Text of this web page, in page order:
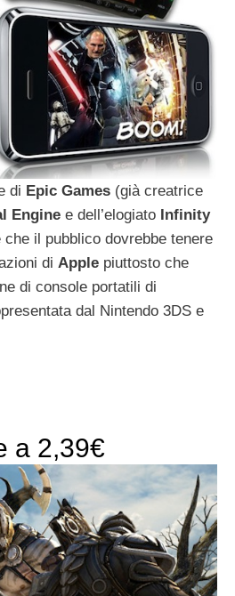
di Epic Games (già creatrice
Engine e dell’elogiato Infinity
che il pubblico dovrebbe tenere
di Apple piuttosto che
di console portatili di
dal Nintendo 3DS e
a 2,39€